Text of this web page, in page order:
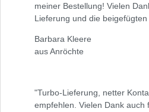
meiner Bestellung! Vielen
Lieferung und die
Barbara Kleere
aus Anröchte
"Turbo-Lieferung, netter
empfehlen. Vielen Dank auch